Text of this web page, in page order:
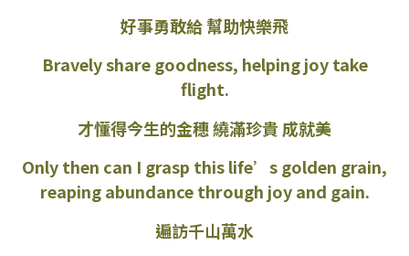
好事勇敢給 幫助快樂飛
Bravely share goodness, helping joy take
flight.
才懂得今生的金穗 繞滿珍貴 成就美
Only then can I grasp this life’s golden grain,
reaping abundance through joy and gain.
遍訪千山萬水